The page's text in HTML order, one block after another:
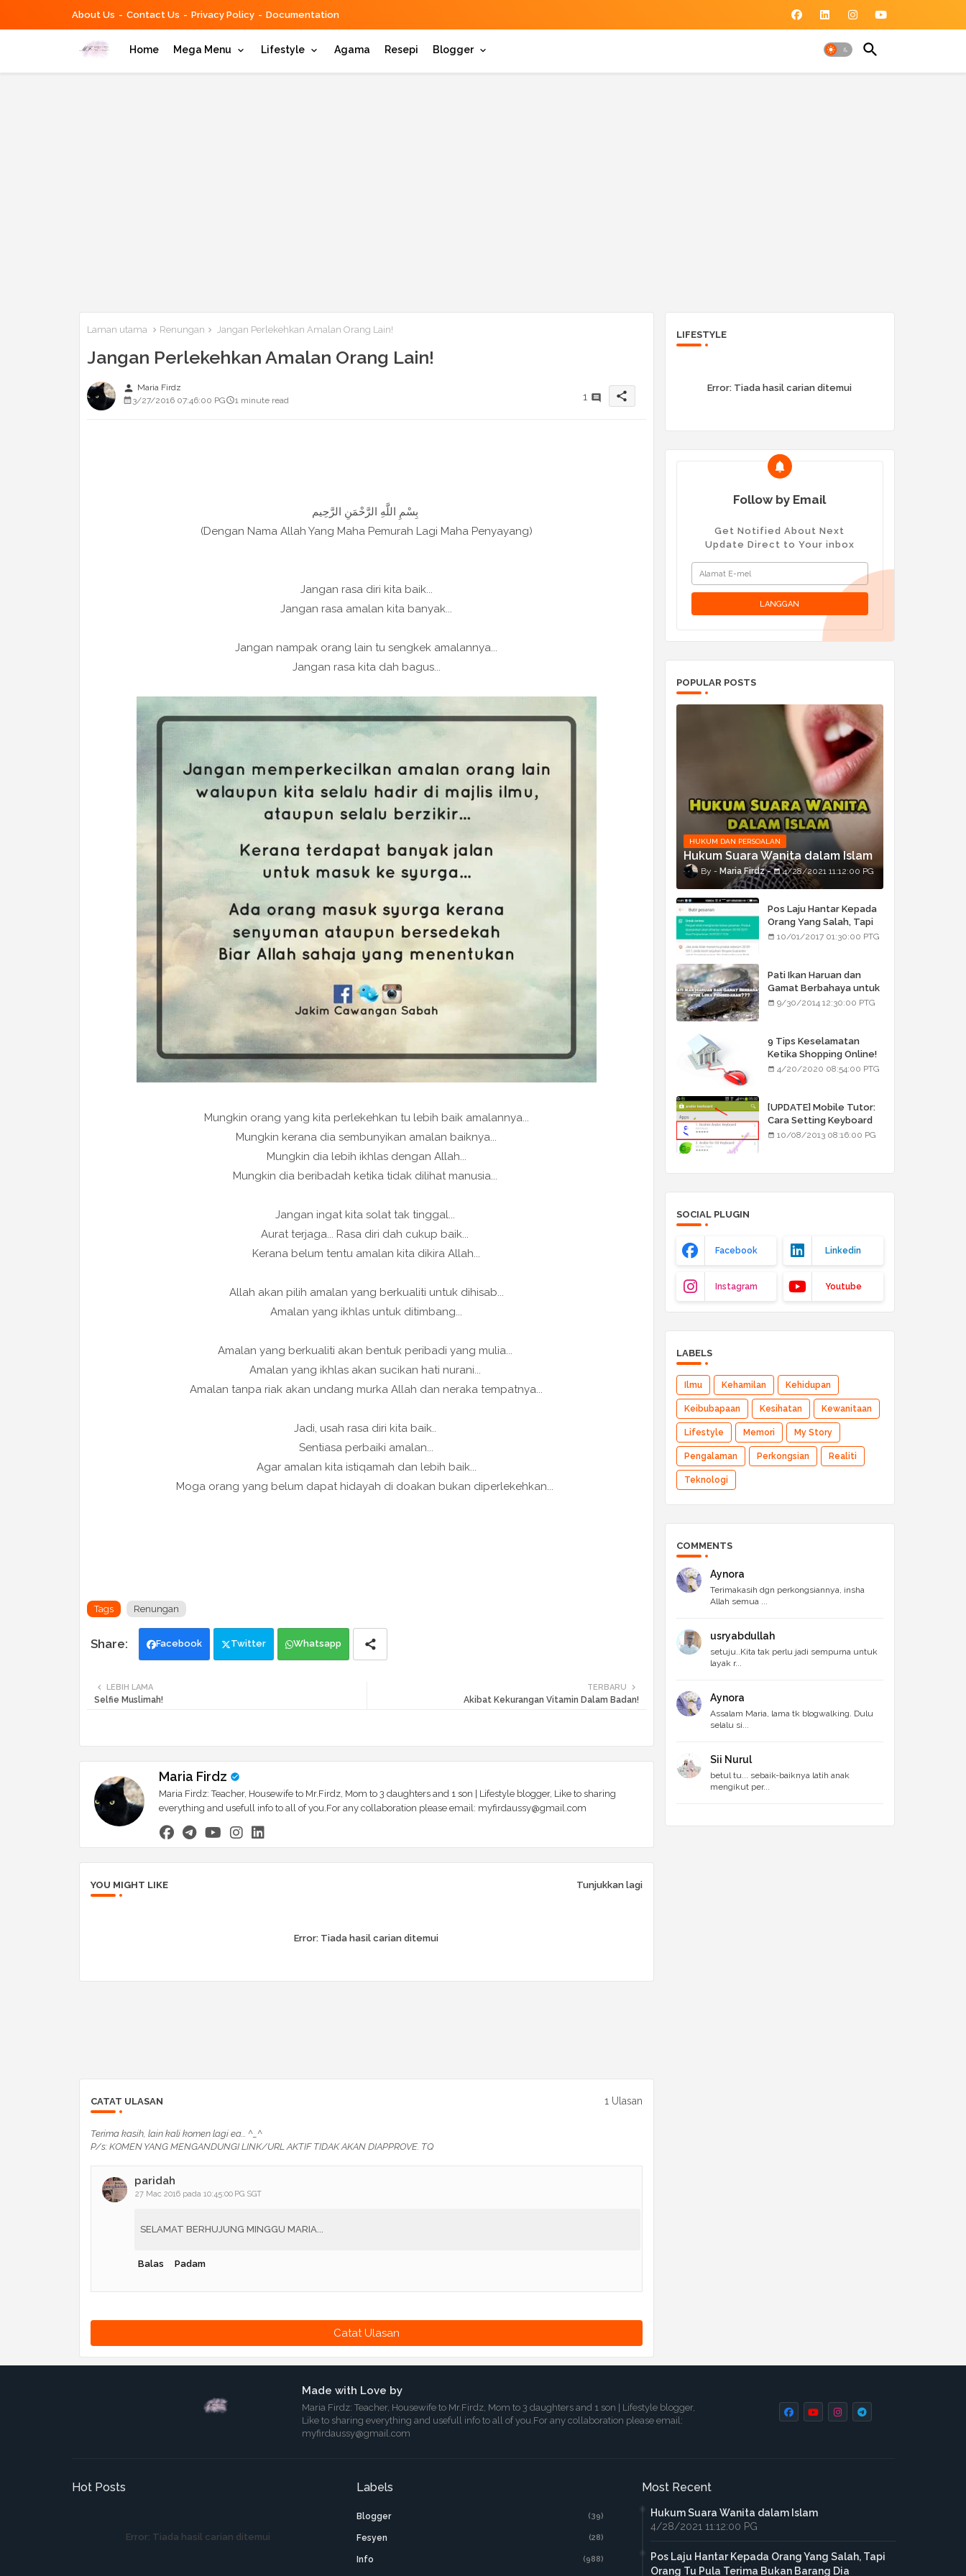
About Us Contact Us Privacy Policy Documentation
Home Mega Menu Lifestyle Agama Resepi Blogger
Laman utama Renungan Jangan Perlekehkan Amalan Orang Lain!
Jangan Perlekehkan Amalan Orang Lain!
person Maria Firdz
3/27/2016 07:46:00 PG
1 minute read 1 share
(Dengan Nama Allah Yang Maha Pemurah Lagi Maha Penyayang)
Jangan rasa diri kita baik...
Jangan rasa amalan kita banyak...
Jangan nampak orang lain tu sengkek amalannya...
Jangan rasa kita dah bagus...
Mungkin orang yang kita perlekehkan tu lebih baik amalannya...
Mungkin kerana dia sembunyikan amalan baiknya...
Mungkin dia lebih ikhlas dengan Allah...
Mungkin dia beribadah ketika tidak dilihat manusia...
Jangan ingat kita solat tak tinggal...
Aurat terjaga... Rasa diri dah cukup baik...
Kerana belum tentu amalan kita dikira Allah...
Allah akan pilih amalan yang berkualiti untuk dihisab...
Amalan yang ikhlas untuk ditimbang...
Amalan yang berkualiti akan bentuk peribadi yang mulia...
Amalan yang ikhlas akan sucikan hati nurani...
Amalan tanpa riak akan undang murka Allah dan neraka tempatnya...
Jadi, usah rasa diri kita baik..
Sentiasa perbaiki amalan...
Agar amalan kita istiqamah dan lebih baik...
Moga orang yang belum dapat hidayah di doakan bukan diperlekehkan...
Tags Renungan
Facebook Twitter Whatsapp
TERBARU
Akibat Kekurangan Vitamin Dalam Badan!
LEBIH LAMA
Selfie Muslimah!
Maria Firdz
Maria Firdz: Teacher, Housewife to Mr.Firdz, Mom to 3 daughters and 1 son | Lifestyle blogger, Like to sharing
everything and usefull info to all of you.For any collaboration please email: myfirdaussy@gmail.com
YOU MIGHT LIKE Tunjukkan lagi
Error: Tiada hasil carian ditemui
CATAT ULASAN 1 Ulasan
Terima kasih, lain kali komen lagi ea... ^_^
P/s: KOMEN YANG MENGANDUNGI LINK/URL AKTIF TIDAK AKAN DIAPPROVE. TQ
paridah
27 Mac 2016 pada 10:45:00 PG SGT
SELAMAT BERHUJUNG MINGGU MARIA...
Balas Padam
Catat Ulasan
LIFESTYLE
Error: Tiada hasil carian ditemui
Follow by Email
Get Notified About Next
Update Direct to Your inbox
POPULAR POSTS
HUKUM DAN PERSOALAN
Hukum Suara Wanita dalam Islam
Maria Firdz 4/28/2021 11:12:00 PG
Pos Laju Hantar Kepada
Orang Yang Salah, Tapi
Orang Tu Pula Terima
10/01/2017 01:30:00 PTG
Pati Ikan Haruan dan
Gamat Berbahaya untuk
Luka Pembedahan???
9/30/2014 12:30:00 PTG
9 Tips Keselamatan
Ketika Shopping Online!
4/20/2020 08:54:00 PTG
[UPDATE] Mobile Tutor:
Cara Setting Keyboard
Arab/Jawi
10/08/2013 08:16:00 PG
SOCIAL PLUGIN
Facebook Linkedin
Instagram Youtube
LABELS
Ilmu Kehamilan Kehidupan
Keibubapaan Kesihatan Kewanitaan
Lifestyle Memori My Story
Pengalaman Perkongsian Realiti
Teknologi
COMMENTS
Aynora
Terimakasih dgn perkongsiannya, insha
Allah semua ...
usryabdullah
setuju..Kita tak perlu jadi sempurna untuk
layak r...
Aynora
Assalam Maria, lama tk blogwalking. Dulu
selalu si...
Sii Nurul
betul tu... sebaik-baiknya latih anak
mengikut per...
Made with Love by
Maria Firdz: Teacher, Housewife to Mr.Firdz, Mom to 3 daughters and 1 son | Lifestyle blogger,
Like to sharing everything and usefull info to all of you.For any collaboration please email:
myfirdaussy@gmail.com
Hot Posts
Error: Tiada hasil carian ditemui
Labels
Blogger (39)
Fesyen (28)
Info (988)
Most Recent
Hukum Suara Wanita dalam Islam
4/28/2021 11:12:00 PG
Pos Laju Hantar Kepada Orang Yang Salah, Tapi
Orang Tu Pula Terima Bukan Barang Dia